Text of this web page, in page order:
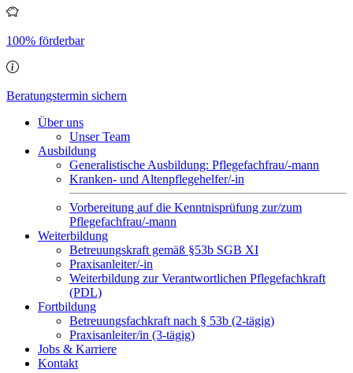
100% förderbar
Beratungstermin sichern
Über uns
Unser Team
Ausbildung
Generalistische Ausbildung: Pflegefachfrau/-mann
Kranken- und Altenpflegehelfer/-in
Vorbereitung auf die Kenntnisprüfung zur/zum
Pflegefachfrau/-mann
Weiterbildung
Betreuungskraft gemäß §53b SGB XI
Praxisanleiter/-in
Weiterbildung zur Verantwortlichen Pflegefachkraft
(PDL)
Fortbildung
Betreuungsfachkraft nach § 53b (2-tägig)
Praxisanleiter/in (3-tägig)
Jobs & Karriere
Kontakt